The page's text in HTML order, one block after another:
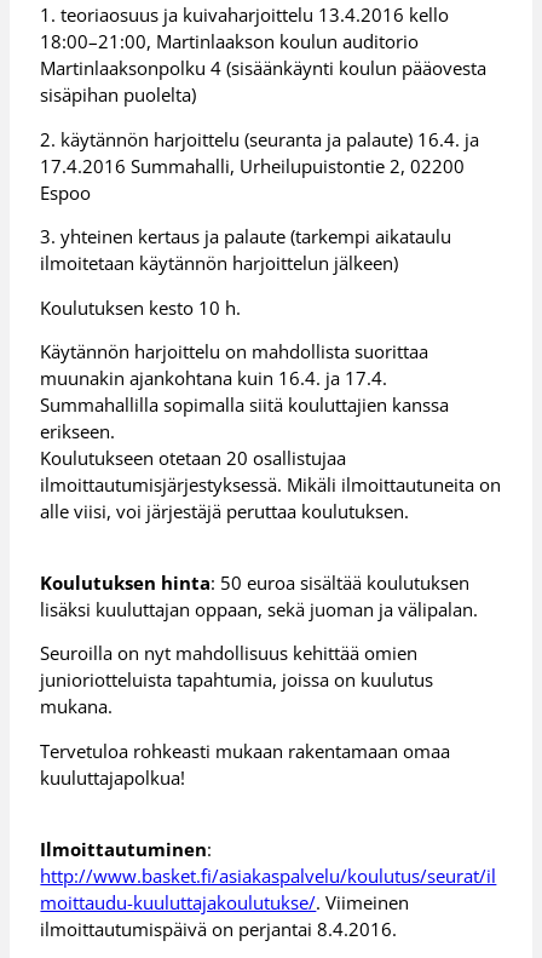
1. teoriaosuus ja kuivaharjoittelu 13.4.2016 kello
18:00–21:00, Martinlaakson koulun auditorio
Martinlaaksonpolku 4 (sisäänkäynti koulun pääovesta
sisäpihan puolelta)
2. käytännön harjoittelu (seuranta ja palaute) 16.4. ja
17.4.2016 Summahalli, Urheilupuistontie 2, 02200
Espoo
3. yhteinen kertaus ja palaute (tarkempi aikataulu
ilmoitetaan käytännön harjoittelun jälkeen)
Koulutuksen kesto 10 h.
Käytännön harjoittelu on mahdollista suorittaa
muunakin ajankohtana kuin 16.4. ja 17.4.
Summahallilla sopimalla siitä kouluttajien kanssa
erikseen.
Koulutukseen otetaan 20 osallistujaa
ilmoittautumisjärjestyksessä. Mikäli ilmoittautuneita on
alle viisi, voi järjestäjä peruttaa koulutuksen.
Koulutuksen hinta: 50 euroa sisältää koulutuksen
lisäksi kuuluttajan oppaan, sekä juoman ja välipalan.
Seuroilla on nyt mahdollisuus kehittää omien
junioriotteluista tapahtumia, joissa on kuulutus
mukana.
Tervetuloa rohkeasti mukaan rakentamaan omaa
kuuluttajapolkua!
Ilmoittautuminen:
http://www.basket.fi/asiakaspalvelu/koulutus/seurat/il
moittaudu-kuuluttajakoulutukse/. Viimeinen
ilmoittautumispäivä on perjantai 8.4.2016.